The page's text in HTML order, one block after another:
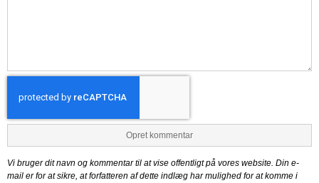
Opret kommentar
Vi bruger dit navn og kommentar til at vise offentligt på vores website. Din e-
mail er for at sikre, at forfatteren af dette indlæg har mulighed for at komme i